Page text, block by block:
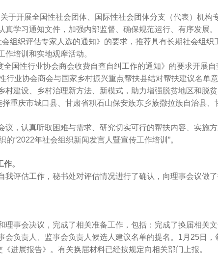
展全国性社会团体、国际性社会团体分支（代表）机构
学习通知文件，加强内部监督、确保规范运行、有序发展。
织评估专家人选的通知》的要求，推荐具有长期社会组织
培训和实地观摩活动。
性行业协会商会收费自查自纠工作的通知》的要求开展自
业协会商会与国家乡村振兴重点帮扶县结对帮扶建议名单
村建设、乡村治理新方法、新模式，助力增强脱贫地区和脱
择重庆市城口县、甘肃省积石山保安族东乡族撒拉族自治县
，认真听取困难与需求、研究切实可行的帮扶内容、实施
年社会组织新闻发言人暨宣传工作培训”。
。
估工作，秘书处对评估情况进行了确认，向理事会议做了
会决议，完成了相关准备工作，包括：完成了换届相关文
会负责人、监事会负责人候选人建议名单的提名。1月25日
进展报告》。有关换届材料已经按规定向相关部门上报。